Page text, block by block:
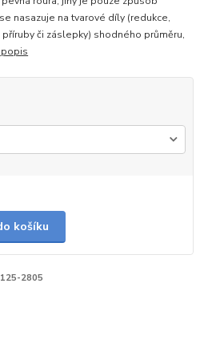
nasazuje na tvarové díly (redukce,
či záslepky) shodného průměru,
košíku
2805